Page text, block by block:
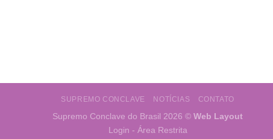
SUPREMO CONCLAVE NOTÍCIAS CONTATO
Supremo Conclave do Brasil 2026 © Web Layout
Login - Área Restrita